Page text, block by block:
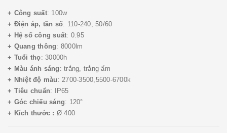
+ Công suất: 100w
+ Điện áp, tần số: 110-240, 50/60
+ Hệ số công suất: 0.95
+ Quang thông: 8000lm
+ Tuổi thọ: 30000h
+ Màu ánh sáng : trắng, trắng ấm
+ Nhiệt độ màu : 2700-3500,5500-6700k
+ Tiêu chuẩn: IP65
+ Góc chiếu sáng: 120°
+ Kích thước : Ø 400